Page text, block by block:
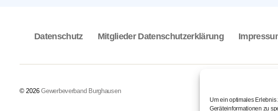
Um ein optimales
Geräteinformationen zu
Datenschutz Mitglieder Datenschutzerklärung
© 2026Gewerbeverband Burghausen